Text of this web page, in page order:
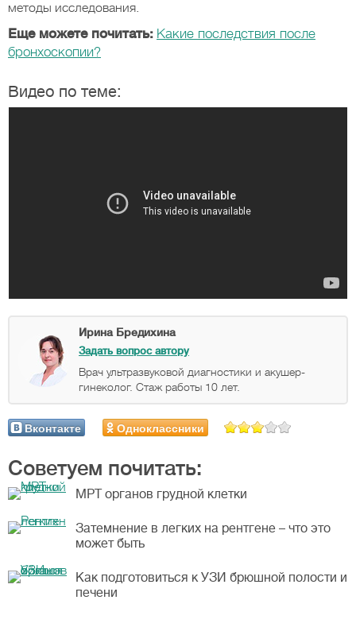
методы исследования.
Еще можете почитать: Какие последствия после
бронхоскопии?
Видео по теме:
Ирина Бредихина
Задать вопрос автору
Врач ультразвуковой диагностики и акушер-
гинеколог. Стаж работы 10 лет.
Вконтакте Одноклассники
Советуем почитать:
МРТ органов грудной клетки
Затемнение в легких на рентгене – что это
может быть
Как подготовиться к УЗИ брюшной полости и
печени